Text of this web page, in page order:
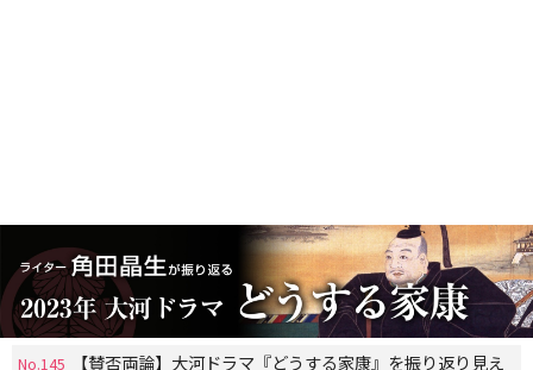
No.145
【賛否両論】大河ドラマ『どうする家康』を振り返り見え